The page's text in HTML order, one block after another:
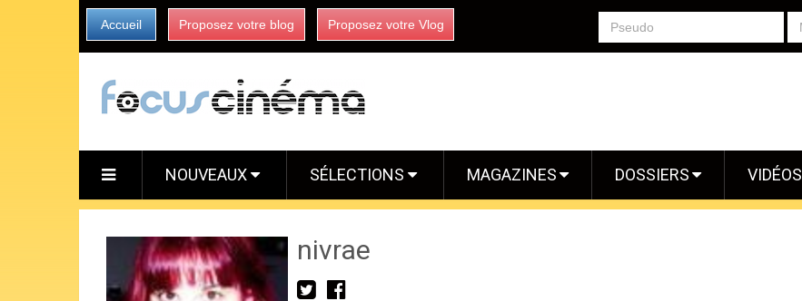
Accueil Proposez votre blog Proposez votre Vlog
NOUVEAUX SÉLECTIONS MAGAZINES DOSSIERS VIDÉOS
nivrae